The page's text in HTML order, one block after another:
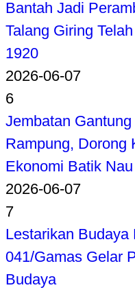
Bantah Jadi
Talang Giring
1920
2026-06-07
6
Jembatan
Rampung, Dorong
Ekonomi Batik Nau
2026-06-07
7
Lestarikan Budaya
041/Gamas Gelar
Budaya